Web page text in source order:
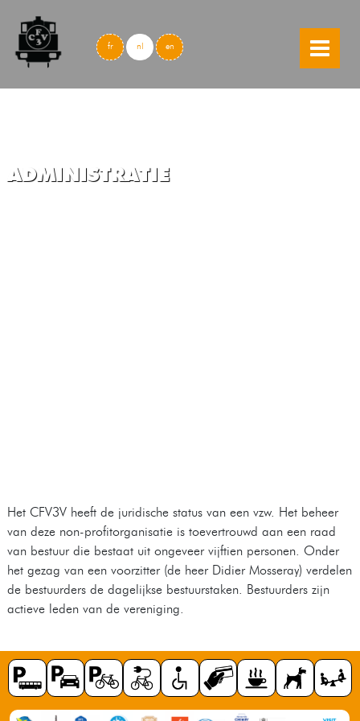
skip to content
fr nl en
ADMINISTRATIE
Het CFV3V heeft de juridische status van een vzw. Het beheer
van deze non-profitorganisatie is toevertrouwd aan een raad
van bestuur die bestaat uit ongeveer vijftien personen. Onder
het gezag van een voorzitter (de heer Didier Mosseray) verdelen
de bestuurders de dagelijkse bestuurstaken. Bestuurders zijn
actieve leden van de vereniging.